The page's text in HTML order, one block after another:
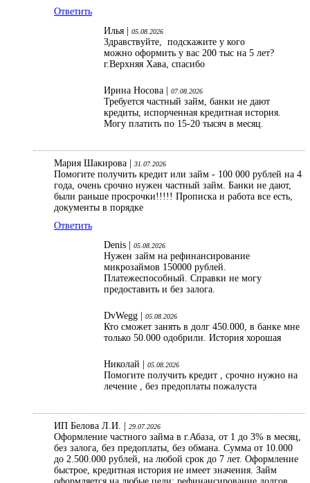
Ответить
Илья |
05.08.2026
Здравствуйте, подскажите у кого
можно оформить у вас 200 тыс на 5 лет?
г.Верхняя Хава, спасибо
Ирина Носова | 07.08.2026
Требуется частный займ, банки не дают
кредиты, испорченная кредитная история.
Могу платить по 15-20 тысяч в месяц.
Мария Шакирова | 31.07.2026
Помогите получить кредит или займ - 100 000 рублей на 4
года, очень срочно нужен частный займ. Банки не дают,
были раньше просрочки!!!!! Прописка и работа все есть,
документы в порядке
Ответить
Denis |
05.08.2026
Нужен займ на рефинансирование
микрозаймов 150000 рублей.
Платежеспособный. Справки не могу
предоставить и без залога.
DvWegg | 05.08.2026
Кто сможет занять в долг 450.000, в банке мне
только 50.000 одобрили. История хорошая
Николай | 05.08.2026
Помогите получить кредит , срочно нужно на
лечение , без предоплаты пожалуста
ИП Белова Л.И. | 29.07.2026
Оформление частного займа в г.Абаза, от 1 до 3% в месяц,
без залога, без предоплаты, без обмана. Сумма от 10.000
до 2.500.000 рублей, на любой срок до 7 лет. Оформление
быстрое, кредитная история не имеет значения. Займ